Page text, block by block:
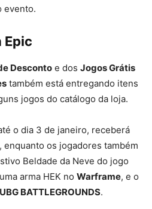
evento.
Epic
Desconto e dos Jogos Grátis
também está entregando itens
jogos do catálogo da loja.
o dia 3 de janeiro, receberá
enquanto os jogadores também
Beldade da Neve do jogo
arma HEK no Warframe, e o
BATTLEGROUNDS.